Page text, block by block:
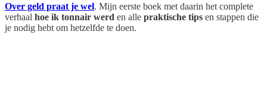
Over geld praat je wel. Mijn eerste boek met daarin het complete
verhaal hoe ik tonnair werd en alle praktische tips en stappen die
je nodig hebt om hetzelfde te doen.